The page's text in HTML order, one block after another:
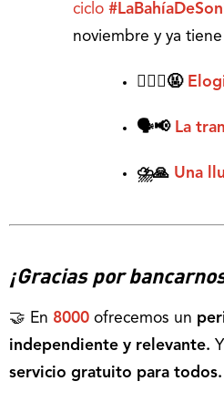
ciclo
noviembre y ya
💁🏼‍♀️🤬
🗣📢 La
⛈🙏 Una
¡Gracias por
🤝 En 8000 ofrecemos un
independiente y relevante.
servicio gratuito para todos.